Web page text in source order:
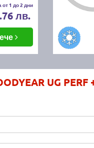
от 1 до 2 дни
лв.
UG PERF